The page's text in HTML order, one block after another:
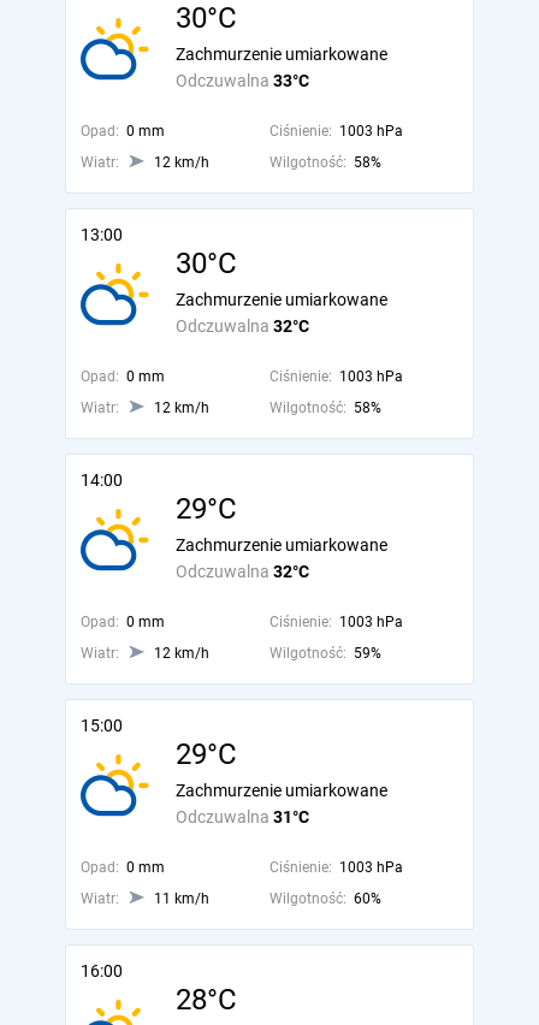
30°C
Odczuwalna 33°C
Zachmurzenie umiarkowane
Opad: 0 mm Ciśnienie: 1003 hPa
Wiatr:
12 km/h Wilgotność: 58%
13:00
30°C
Odczuwalna 32°C
Zachmurzenie umiarkowane
Opad: 0 mm Ciśnienie: 1003 hPa
Wiatr:
12 km/h Wilgotność: 58%
14:00
29°C
Odczuwalna 32°C
Zachmurzenie umiarkowane
Opad: 0 mm Ciśnienie: 1003 hPa
Wiatr:
12 km/h Wilgotność: 59%
15:00
29°C
Odczuwalna 31°C
Zachmurzenie umiarkowane
Opad: 0 mm Ciśnienie: 1003 hPa
Wiatr:
11 km/h Wilgotność: 60%
16:00
28°C